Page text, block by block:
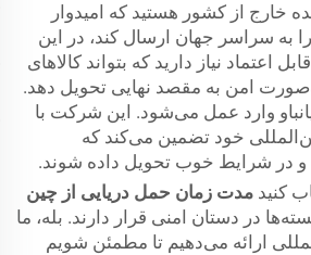
خارج از کشور هستید که امیدوار
به سراسر جهان ارسال کند، در این
نیاز دارید که بتواند کالاهای
امن به مقصد نهایی تحویل دهد.
وارد عمل می‌شود. این شرکت با
خود تضمین می‌کند که
و در شرایط خوب تحویل داده شوند.
کنید مدت زمان حمل دریایی از چین
در دستان امنی قرار دارند. بله، ما
ارائه می‌دهیم تا مطمئن شویم